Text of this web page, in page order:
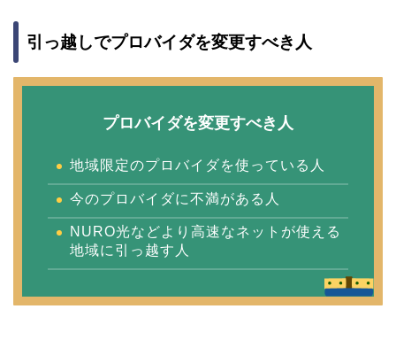
引っ越しでプロバイダを変更すべき人
プロバイダを変更すべき人
地域限定のプロバイダを使っている人
今のプロバイダに不満がある人
NURO光などより高速なネットが使える
地域に引っ越す人